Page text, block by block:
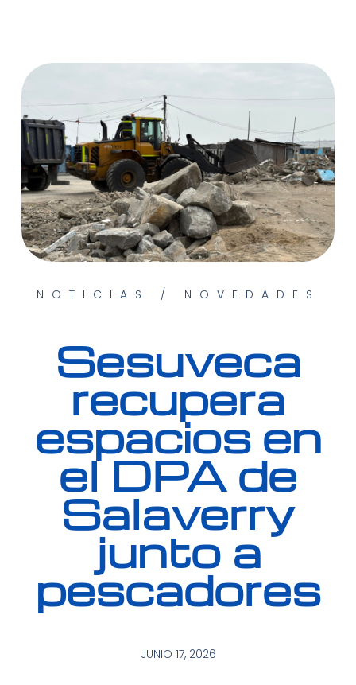
NOTICIAS / NOVEDADES
Sesuveca
recupera
espacios en
el DPA de
Salaverry
junto a
pescadores
JUNIO 17, 2026